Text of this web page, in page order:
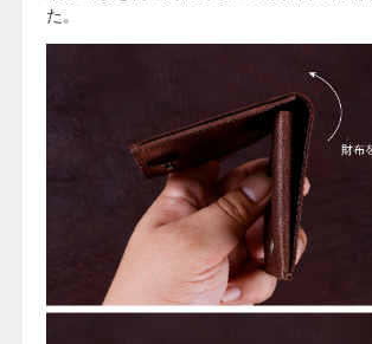
た。